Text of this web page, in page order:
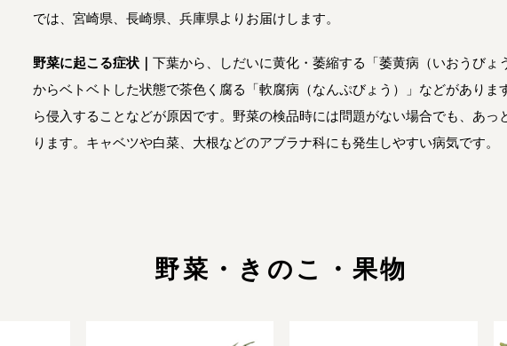
では、宮崎県、長崎県、兵庫県よりお届けします。
野菜に起こる症状｜ 下葉から、しだいに黄化・萎縮する「萎黄病（いおうびょ
からベトベトした状態で茶色く腐る「軟腐病（なんぷびょう）」などがありま
ら侵入することなどが原因です。野菜の検品時には問題がない場合でも、あっ
ります。キャベツや白菜、大根などのアブラナ科にも発生しやすい病気です。
野菜・きのこ・果物